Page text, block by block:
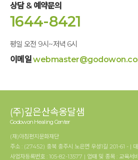
상담 & 예약문의
1644-8421
평일 오전 9시~저녁 6시
이메일
(주)깊은산속옹달샘
Godowon Healing Center
(재)아침편지문화재단
주소 : (27452) 충북 충주시 노은면 우성1길 201-61 - | 대
사업자등록번호 : 105-82-13577 | 업태 및 종목 : 교육서